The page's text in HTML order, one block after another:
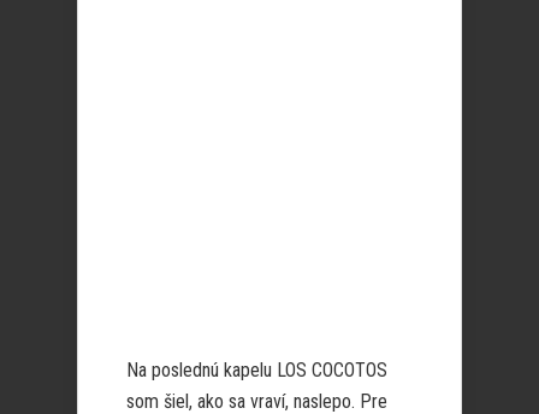
Na poslednú kapelu LOS COCOTOS
som šiel, ako sa vraví, naslepo. Pre